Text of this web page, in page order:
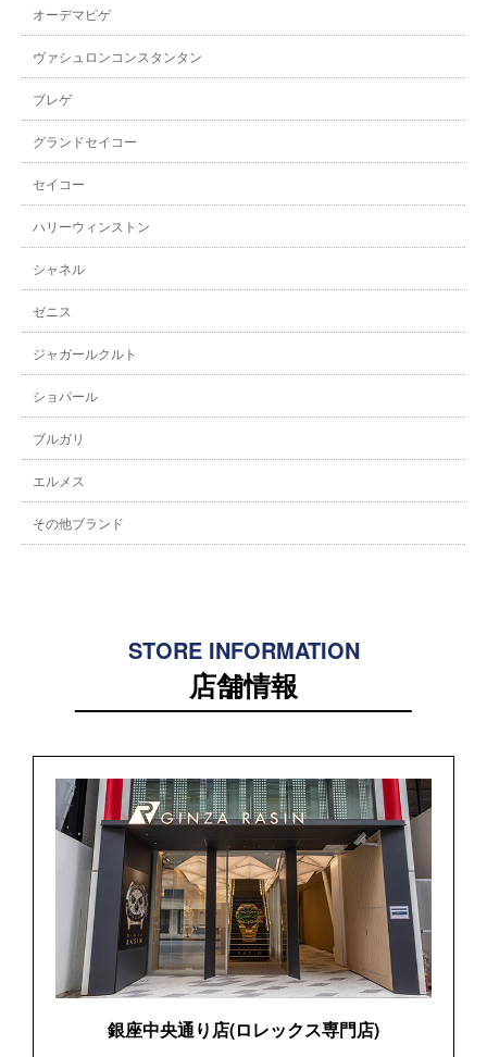
オーデマピゲ
ヴァシュロンコンスタンタン
ブレゲ
グランドセイコー
セイコー
ハリーウィンストン
シャネル
ゼニス
ジャガールクルト
ショパール
ブルガリ
エルメス
その他ブランド
STORE INFORMATION
店舗情報
銀座中央通り店(ロレックス専門店)